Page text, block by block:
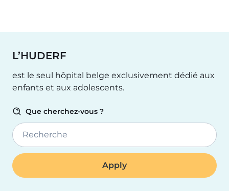
L’HUDERF
est le seul hôpital belge exclusivement dédié aux
enfants et aux adolescents.
Que cherchez-vous ?
Recherche